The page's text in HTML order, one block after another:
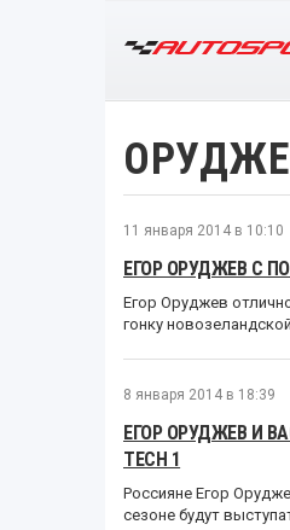
11 января 2014 в 10:10
ЕГОР ОРУДЖЕВ С
Егор Оруджев
гонку
8 января 2014 в 18:39
ЕГОР ОРУДЖЕВ И
TECH 1
Россияне Егор
сезоне будут